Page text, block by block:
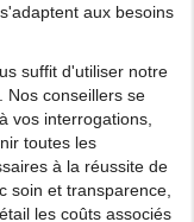
aux besoins
suffit d'utiliser notre
Nos conseillers se
vos interrogations,
toutes les
à la réussite de
soin et transparence,
les coûts associés